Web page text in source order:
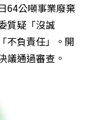
64公噸事業廢棄
質疑「沒誠
不負責任」。開
議通過審查。